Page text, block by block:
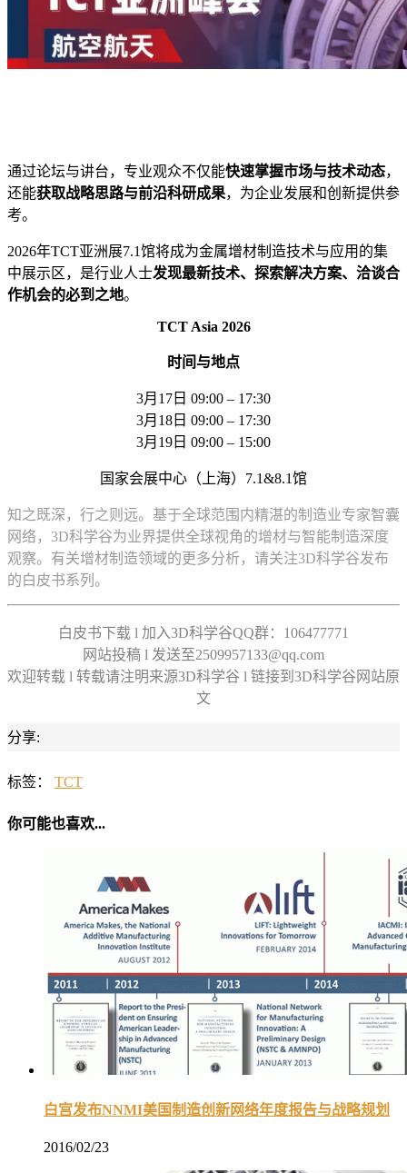
通过论坛与讲台，专业观众不仅能快速掌握市场与技术动态，
还能获取战略思路与前沿科研成果，为企业发展和创新提供参
考。
2026年TCT亚洲展7.1馆将成为金属增材制造技术与应用的集
中展示区，是行业人士发现最新技术、探索解决方案、洽谈合
作机会的必到之地。
TCT Asia 2026
时间与地点
3月17日 09:00 – 17:30
3月18日 09:00 – 17:30
3月19日 09:00 – 15:00
国家会展中心（上海）7.1&8.1馆
知之既深，行之则远。基于全球范围内精湛的制造业专家智囊
网络，3D科学谷为业界提供全球视角的增材与智能制造深度
观察。有关增材制造领域的更多分析，请关注3D科学谷发布
的白皮书系列。
白皮书下载 l 加入3D科学谷QQ群：106477771
网站投稿 l 发送至2509957133@qq.com
欢迎转载 l 转载请注明来源3D科学谷 l 链接到3D科学谷网站原
文
分享:
标签： TCT
你可能也喜欢...
白宫发布NNMI美国制造创新网络年度报告与战略规划
2016/02/23